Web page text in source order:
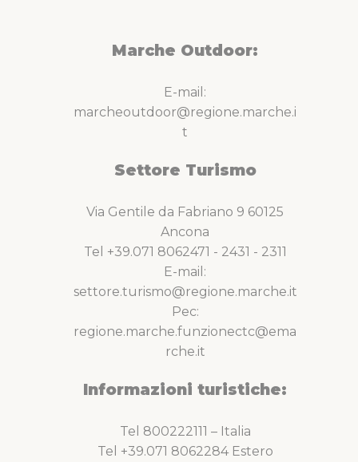
Marche Outdoor:
E-mail:
marcheoutdoor@regione.marche.i
t
Settore Turismo
Via Gentile da Fabriano 9 60125
Ancona
Tel +39.071 8062471 - 2431 - 2311
E-mail:
settore.turismo@regione.marche.it
Pec:
regione.marche.funzionectc@ema
rche.it
Informazioni turistiche:
Tel 800222111 – Italia
Tel +39.071 8062284 Estero